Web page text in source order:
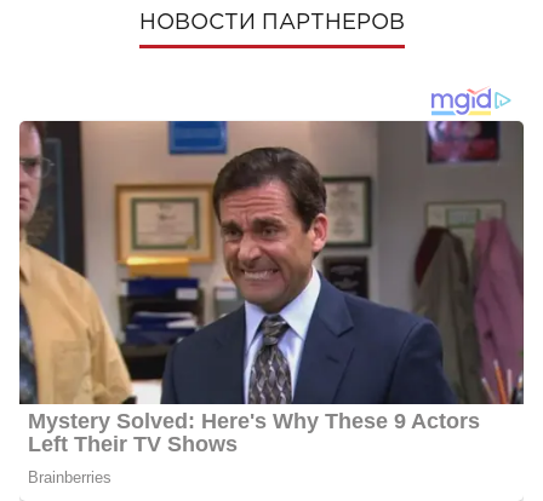
НОВОСТИ ПАРТНЕРОВ